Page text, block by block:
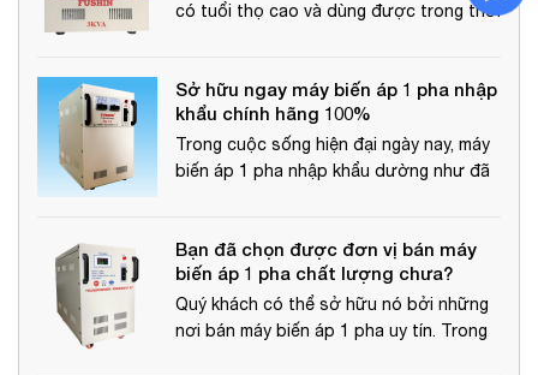
có tuổi thọ cao và dùng được trong thời
đầu cho các trạm biến áp hiện nay.
Sở hữu ngay máy biến áp 1 pha nhập
khẩu chính hãng 100%
Trong cuộc sống hiện đại ngày nay, máy
biến áp 1 pha nhập khẩu dường như đã
phát triển và sinh hoạt của con người
Bạn đã chọn được đơn vị bán máy
biến áp 1 pha chất lượng chưa?
Quý khách có thể sở hữu nó bởi những
nơi bán máy biến áp 1 pha uy tín. Trong